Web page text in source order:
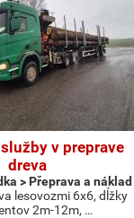
v preprave
dreva
> Přeprava a náklad
lesovozmi 6x6, dĺžky
2m-12m, …